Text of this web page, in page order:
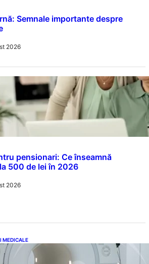
Semnale importante despre
2026
pensionari: Ce înseamnă
500 de lei în 2026
2026
MEDICALE
Substanțelor de Contrast în RMN:
Legate de Gadoliniu și Acidul